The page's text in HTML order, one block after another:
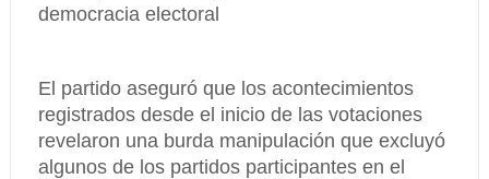
democracia electoral
El partido aseguró que los acontecimientos
registrados desde el inicio de las votaciones
revelaron una burda manipulación que excluyó
algunos de los partidos participantes en el